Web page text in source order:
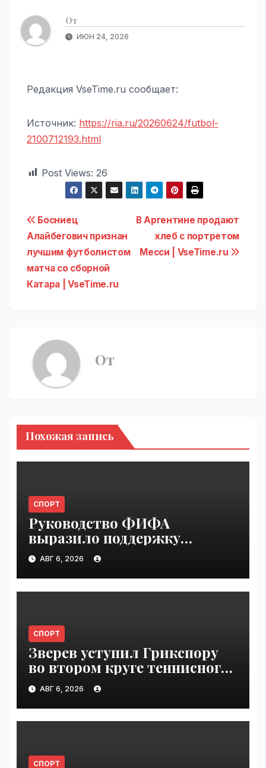
От
ИЮН 24, 2026
Редакция VseTime.ru сообщает:
Источник: https://ria.ru/20260624/futbol-
2100712193.html
Post Views: 26
Навигация
по
записям
В Аргентине продают
хлеб с портретом
Месси | VseTime.ru
Босниец
Алайбегович признан
лучшим футболистом
матча со сборной
Катара | VseTime.ru
От
Похожая запись
СПОРТ
Руководство ФИФА
выразило поддержку
Инфантино после его
извинения | VseTime.ru
АВГ 6, 2026
СПОРТ
Зверев уступил Грикспору
во втором круге теннисного
"Мастерса" в Монреале |
VseTime.ru
АВГ 6, 2026
СПОРТ